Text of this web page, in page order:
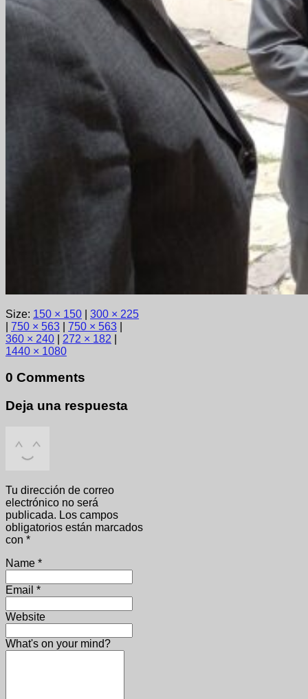
Size: 150 × 150
300 × 225
750 × 563 750 × 563
360 × 240
272 × 182
1440 × 1080
0 Comments
Deja una respuesta
Tu dirección de correo
electrónico no será
publicada. Los campos
obligatorios están marcados
con *
Name *
Email *
Website
What's on your mind?